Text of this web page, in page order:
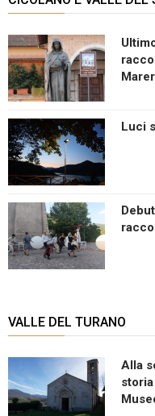
Luci
VALLE DEL TURANO
Alla